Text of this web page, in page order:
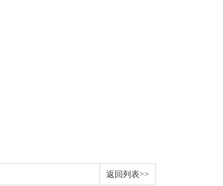
返回列表>>